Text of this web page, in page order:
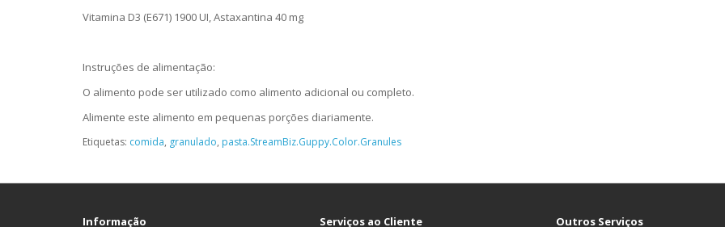
Vitamina D3 (E671) 1900 UI, Astaxantina 40 mg
Instruções de alimentação:
O alimento pode ser utilizado como alimento adicional ou completo.
Alimente este alimento em pequenas porções diariamente.
Etiquetas: comida, granulado, pasta.StreamBiz.Guppy.Color.Granules
Informação Serviços ao Cliente Outros Serviços